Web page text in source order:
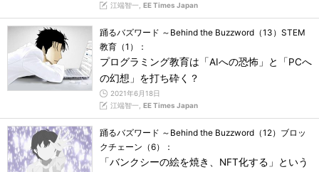
江端智一, EE Times Japan
踊るバズワード ～Behind the Buzzword（13）STEM
教育（1）：
プログラミング教育は「AIへの恐怖」と「PCへ
の幻想」を打ち砕く？
2021年6月18日
江端智一, EE Times Japan
踊るバズワード ～Behind the Buzzword（12）ブロッ
クチェーン（6）：
「バンクシーの絵を焼き、NFT化する」という